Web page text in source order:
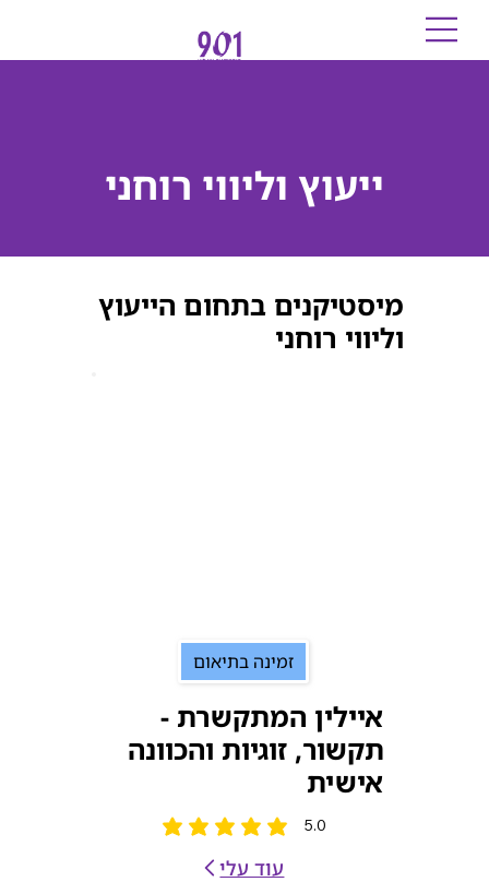
ייעוץ וליווי רוחני
מיסטיקנים בתחום הייעוץ
וליווי רוחני
זמינה בתיאום
עוד עלי
איילין המתקשרת -
תקשור, זוגיות והכוונה
אישית
5.0 הדירוג הממוצא הוא 5 מתוך 5